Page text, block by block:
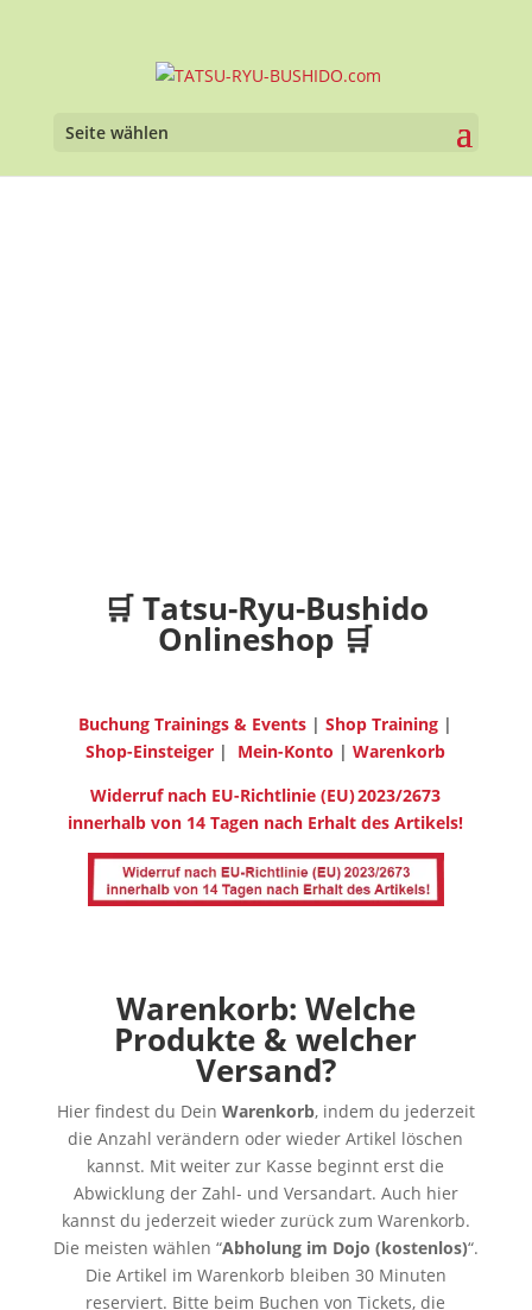
Seite wählen
🛒Tatsu-Ryu-Bushido
Onlineshop 🛒
Buchung Trainings & Events |Shop Training |
Shop-Einsteiger | Mein-Konto |Warenkorb
Widerruf nach EU-Richtlinie (EU) 2023/2673
innerhalb von 14 Tagen nach Erhalt des Artikels!
Warenkorb: Welche
Produkte & welcher
Versand?
Hier findest du Dein Warenkorb, indem du jederzeit
die Anzahl verändern oder wieder Artikel löschen
kannst. Mit weiter zur Kasse beginnt erst die
Abwicklung der Zahl- und Versandart. Auch hier
kannst du jederzeit wieder zurück zum Warenkorb.
Die meisten wählen “Abholung im Dojo (kostenlos)“.
Die Artikel im Warenkorb bleiben 30 Minuten
reserviert. Bitte beim Buchen von Tickets, die